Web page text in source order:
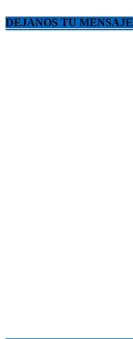
DEJANOS TU MENSAJE